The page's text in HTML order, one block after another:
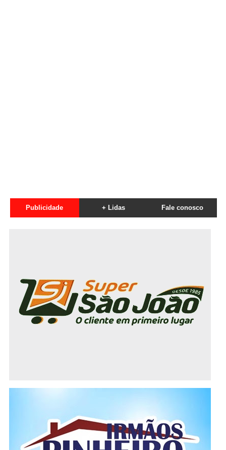
Publicidade + Lidas Fale conosco